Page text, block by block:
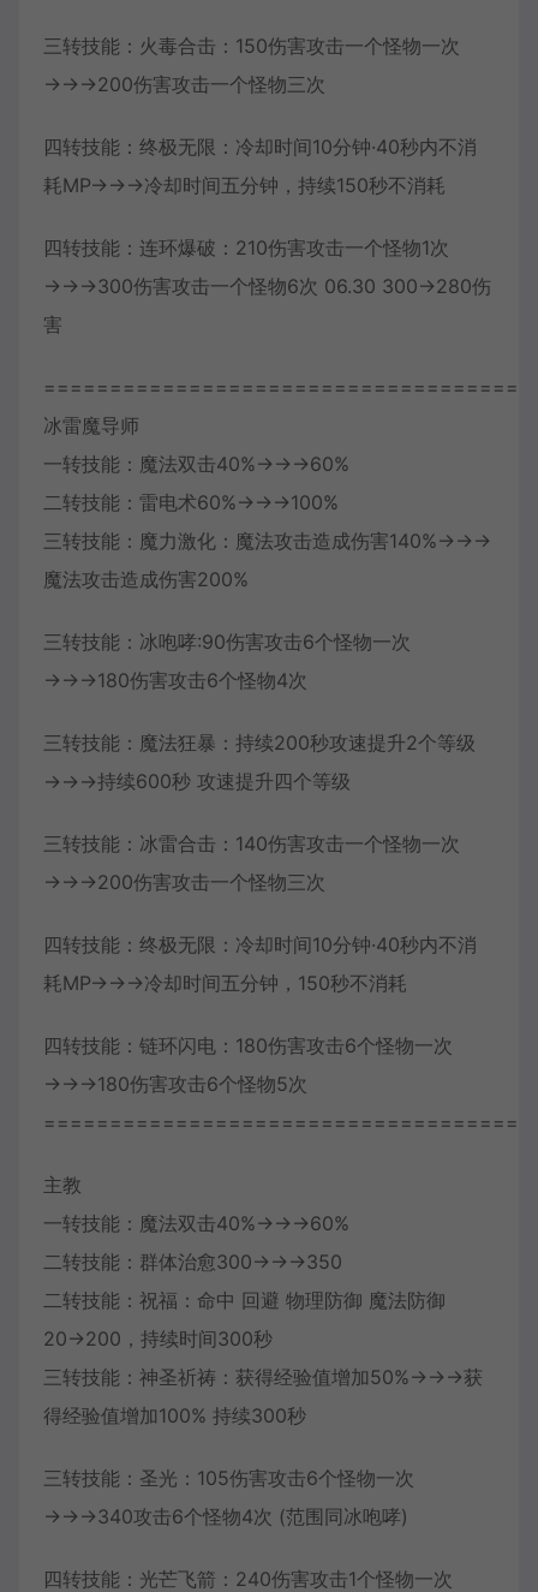
三转技能：火毒合击：150伤害攻击一个怪物一次
→→→200伤害攻击一个怪物三次
四转技能：终极无限：冷却时间10分钟·40秒内不消
耗MP→→→冷却时间五分钟，持续150秒不消耗
四转技能：连环爆破：210伤害攻击一个怪物1次
→→→300伤害攻击一个怪物6次 06.30 300→280伤
害
冰雷魔导师
一转技能：魔法双击40%→→→60%
二转技能：雷电术60%→→→100%
三转技能：魔力激化：魔法攻击造成伤害140%→→→
魔法攻击造成伤害200%
三转技能：冰咆哮:90伤害攻击6个怪物一次
→→→180伤害攻击6个怪物4次
三转技能：魔法狂暴：持续200秒攻速提升2个等级
→→→持续600秒 攻速提升四个等级
三转技能：冰雷合击：140伤害攻击一个怪物一次
→→→200伤害攻击一个怪物三次
四转技能：终极无限：冷却时间10分钟·40秒内不消
耗MP→→→冷却时间五分钟，150秒不消耗
四转技能：链环闪电：180伤害攻击6个怪物一次
→→→180伤害攻击6个怪物5次
主教
一转技能：魔法双击40%→→→60%
二转技能：群体治愈300→→→350
二转技能：祝福：命中 回避 物理防御 魔法防御
20→200，持续时间300秒
三转技能：神圣祈祷：获得经验值增加50%→→→获
得经验值增加100% 持续300秒
三转技能：圣光：105伤害攻击6个怪物一次
→→→340攻击6个怪物4次 (范围同冰咆哮)
四转技能：光芒飞箭：240伤害攻击1个怪物一次